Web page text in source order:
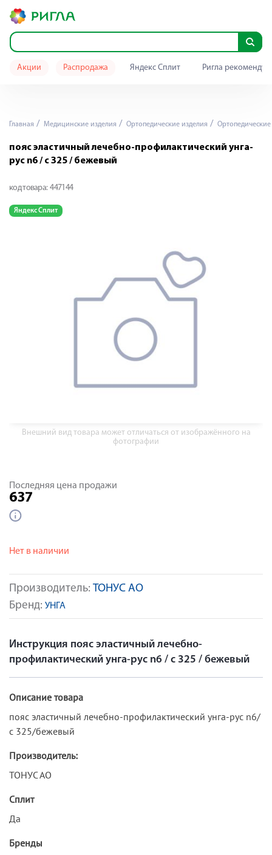
Акции Распродажа Яндекс Сплит Ригла
Главная Медицинские изделия Ортопедические изделия Ортопедические
пояс эластичный лечебно-профилактический унга-
рус n6 / с 325 / бежевый
код товара: 447144
Яндекс Сплит
Внешний вид товара может отличаться от изображённого на
фотографии
Производитель: ТОНУС АО
Бренд: УНГА
Последняя цена продажи
637
Нет в наличии
Инструкция пояс эластичный лечебно-
профилактический унга-рус n6 / с 325 / бежевый
Описание товара
пояс эластичный лечебно-профилактический унга-рус n6/
с 325/бежевый
Производитель:
ТОНУС АО
Сплит
Да
Бренды